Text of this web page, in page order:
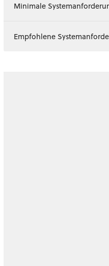
Minimale
Empfohlene